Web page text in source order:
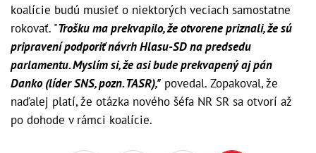
koalície budú musieť o niektorých veciach samostatne
rokovať. "Trošku ma prekvapilo, že otvorene priznali, že sú
pripravení podporiť návrh Hlasu-SD na predsedu
parlamentu. Myslím si, že asi bude prekvapený aj pán
Danko (líder SNS, pozn. TASR)," povedal. Zopakoval, že
naďalej platí, že otázka nového šéfa NR SR sa otvorí až
po dohode v rámci koalície.